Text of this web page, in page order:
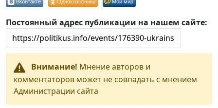
Вконтакте Одноклассники Мой мир
Постоянный адрес публикации на нашем сайте:
Внимание! Мнение авторов и
комментаторов может не совпадать с мнением
Администрации сайта